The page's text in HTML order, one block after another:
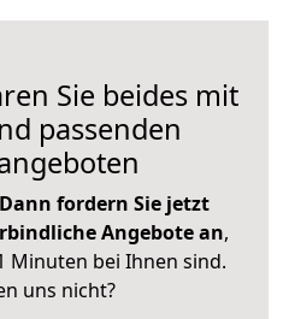
Sie beides mit
passenden
Dann fordern Sie jetzt
Angebote an,
Minuten bei Ihnen sind.
uns nicht?